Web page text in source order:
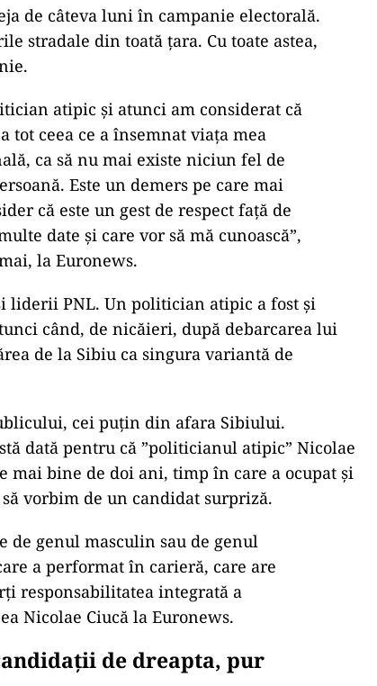
de câteva luni în campanie electorală.
stradale din toată țara. Cu toate astea,
atipic şi atunci am considerat că
tot ceea ce a însemnat viaţa mea
ca să nu mai existe niciun fel de
Este un demers pe care mai
că este un gest de respect faţă de
date şi care vor să mă cunoască”,
la Euronews.
liderii PNL. Un politician atipic a fost și
când, de nicăieri, după debarcarea lui
de la Sibiu ca singura variantă de
cei puțin din afara Sibiului.
dată pentru că ”politicianul atipic” Nicolae
mai bine de doi ani, timp în care a ocupat și
vorbim de un candidat surpriză.
de genul masculin sau de genul
a performat în carieră, care are
responsabilitatea integrată a
Nicolae Ciucă la Euronews.
de dreapta, pur